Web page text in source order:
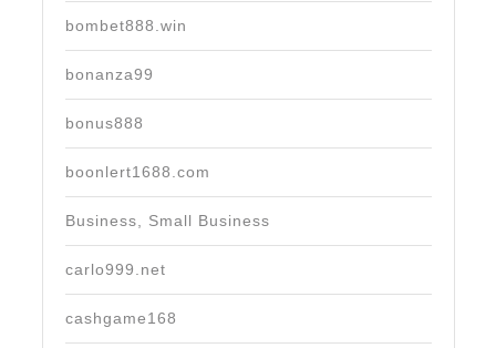
bombet888.win
bonanza99
bonus888
boonlert1688.com
Business, Small Business
carlo999.net
cashgame168